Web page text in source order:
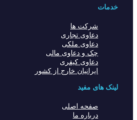
خدمات
شرکت ها
دعاوی تجاری
دعاوی ملکی
چک و دعاوی مالی
دعاوی کیفری
ایرانیان خارج از کشور
لینک های مفید
صفحه اصلی
درباره ما